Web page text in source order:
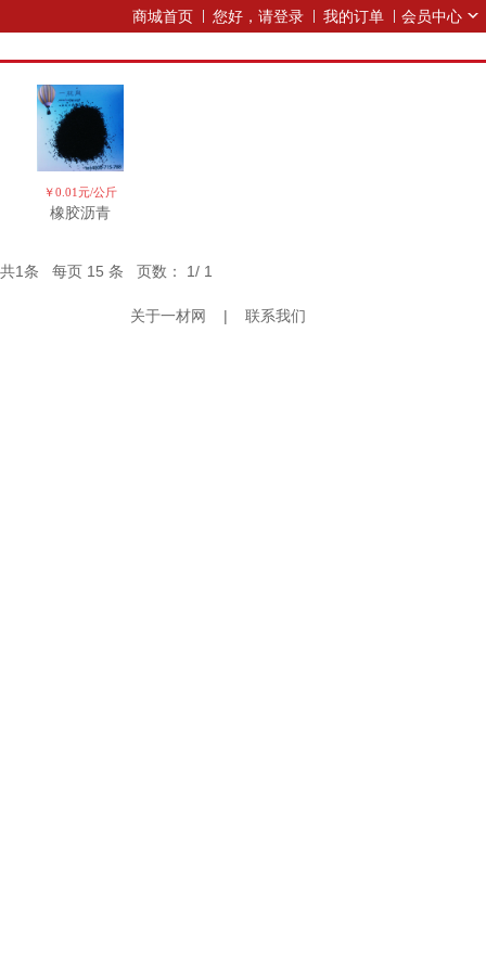
商城首页 您好，请登录 我的订单 会员中心
￥0.01元/公斤
橡胶沥青
共1条 每页 15 条 页数： 1/ 1
关于一材网 | 联系我们